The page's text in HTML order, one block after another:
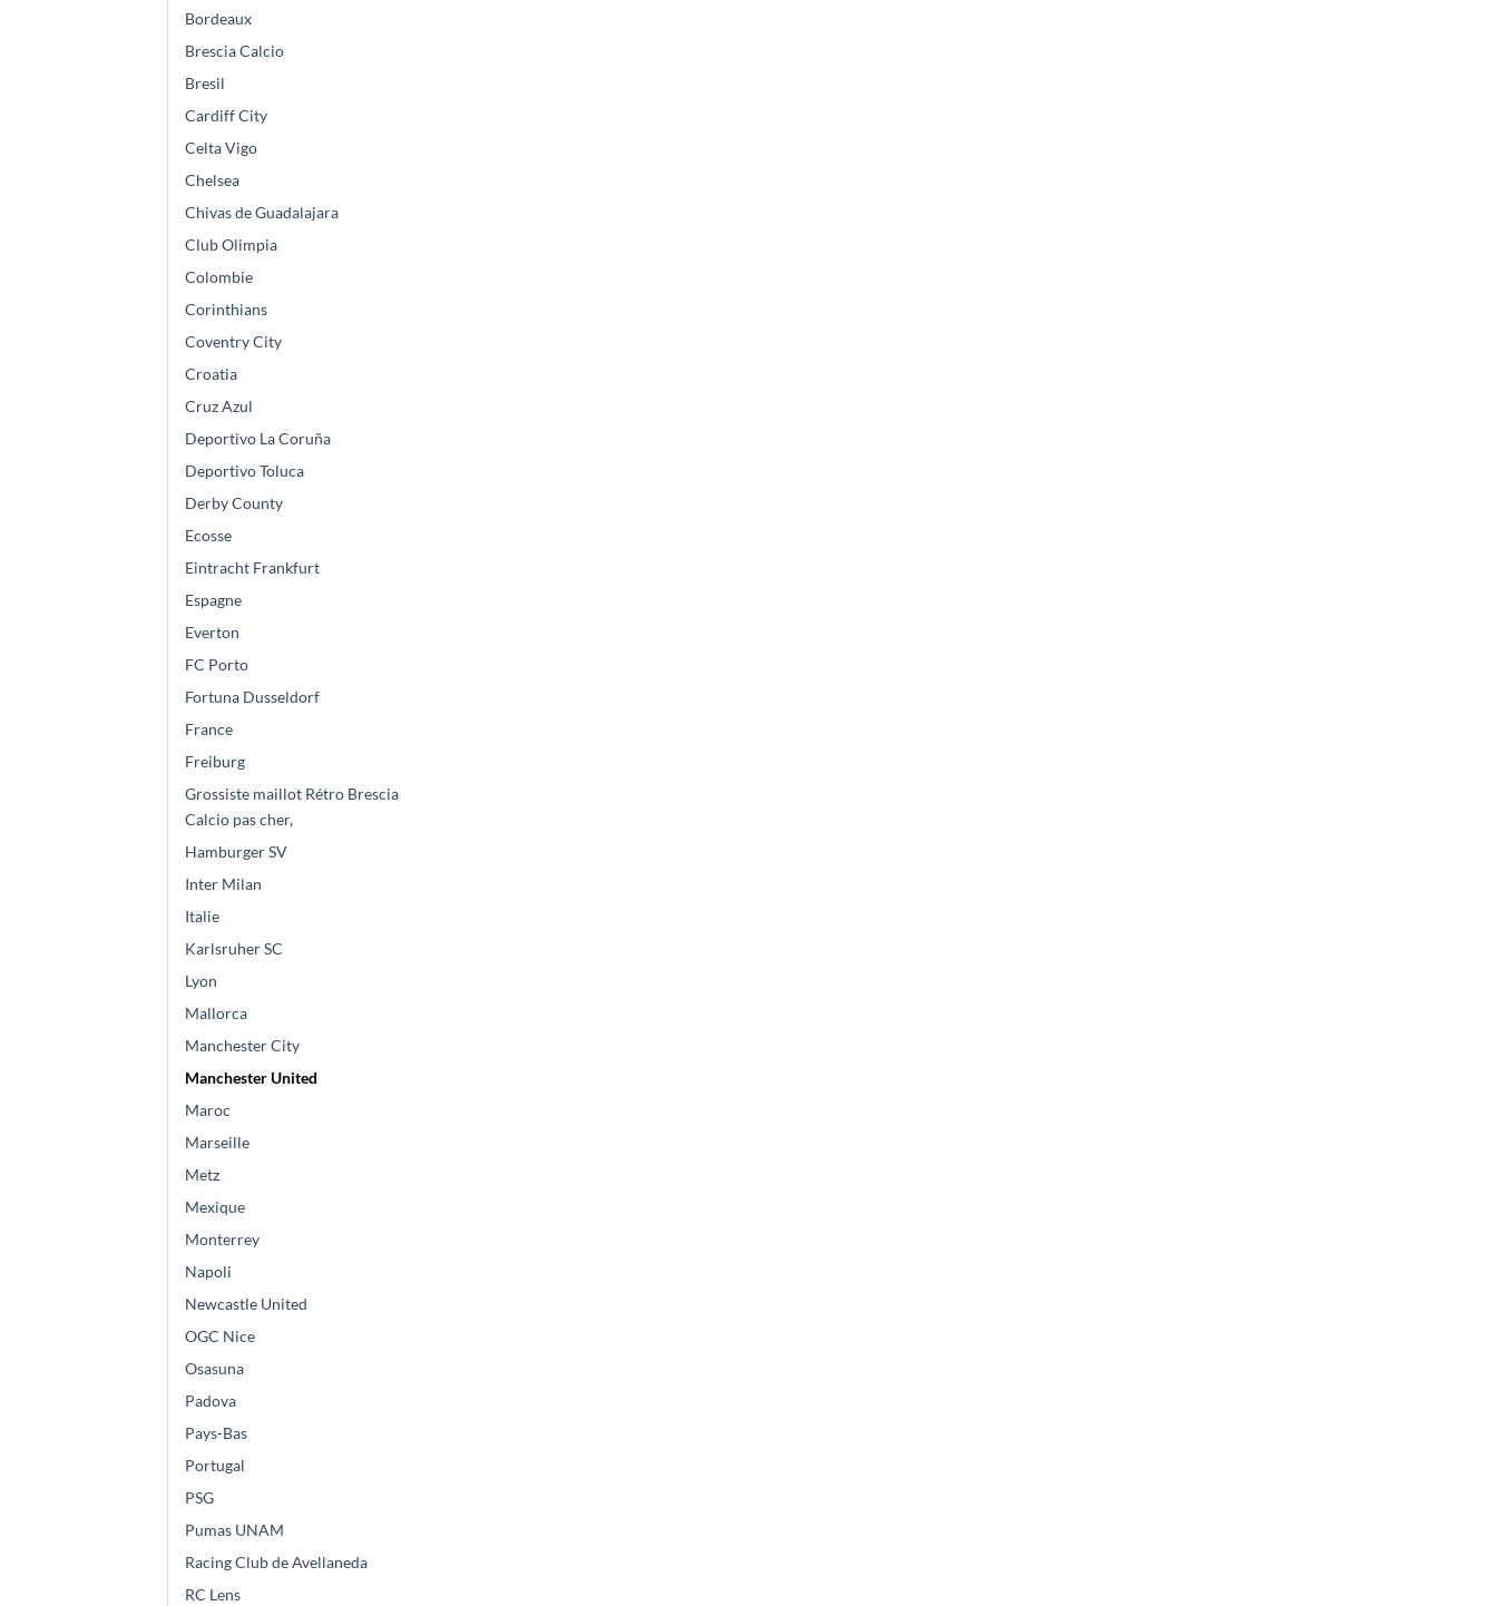
Bordeaux
Brescia Calcio
Bresil
Cardiff City
Celta Vigo
Chelsea
Chivas de Guadalajara
Club Olimpia
Colombie
Corinthians
Coventry City
Croatia
Cruz Azul
Deportivo La Coruña
Deportivo Toluca
Derby County
Ecosse
Eintracht Frankfurt
Espagne
Everton
FC Porto
Fortuna Dusseldorf
France
Freiburg
Grossiste maillot Rétro Brescia
Calcio pas cher,
Hamburger SV
Inter Milan
Italie
Karlsruher SC
Lyon
Mallorca
Manchester City
Manchester United
Maroc
Marseille
Metz
Mexique
Monterrey
Napoli
Newcastle United
OGC Nice
Osasuna
Padova
Pays-Bas
Portugal
PSG
Pumas UNAM
Racing Club de Avellaneda
RC Lens